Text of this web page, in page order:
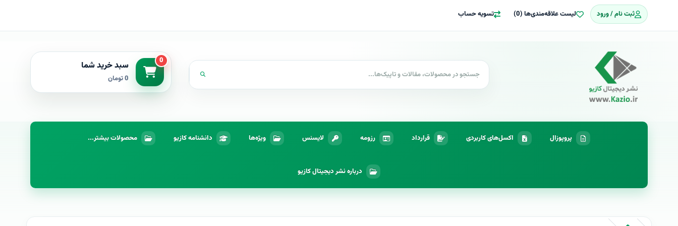
ثبت نام / ورود لیست علاقه‌مندی‌ها (0) تسویه حساب
0 سبد خرید شما
0 تومان
پروپوزال اکسل‌های کاربردی قرارداد رزومه لایسنس ویژه‌ها دانشنامه کازیو محصولات بیشتر...
درباره نشر دیجیتال کازیو